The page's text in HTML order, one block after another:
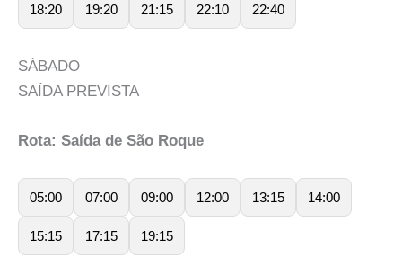
18:20 19:20 21:15 22:10 22:40
SÁBADO
SAÍDA PREVISTA
Rota: Saída de São Roque
05:00 07:00 09:00 12:00 13:15 14:00
15:15 17:15 19:15